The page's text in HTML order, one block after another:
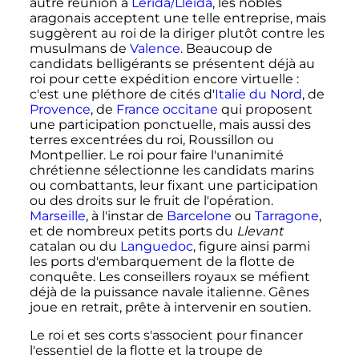
aragonais acceptent une telle entreprise, mais
suggèrent au roi de la diriger plutôt contre les
musulmans de Valence. Beaucoup de
candidats belligérants se présentent déjà au
roi pour cette expédition encore virtuelle :
c'est une pléthore de cités d'Italie du Nord, de
Provence, de France occitane qui proposent
une participation ponctuelle, mais aussi des
terres excentrées du roi, Roussillon ou
Montpellier. Le roi pour faire l'unanimité
chrétienne sélectionne les candidats marins
ou combattants, leur fixant une participation
ou des droits sur le fruit de l'opération.
Marseille, à l'instar de Barcelone ou Tarragone,
et de nombreux petits ports du Llevant
catalan ou du Languedoc, figure ainsi parmi
les ports d'embarquement de la flotte de
conquête. Les conseillers royaux se méfient
déjà de la puissance navale italienne. Gênes
joue en retrait, prête à intervenir en soutien.
Le roi et ses corts s'associent pour financer
l'essentiel de la flotte et la troupe de